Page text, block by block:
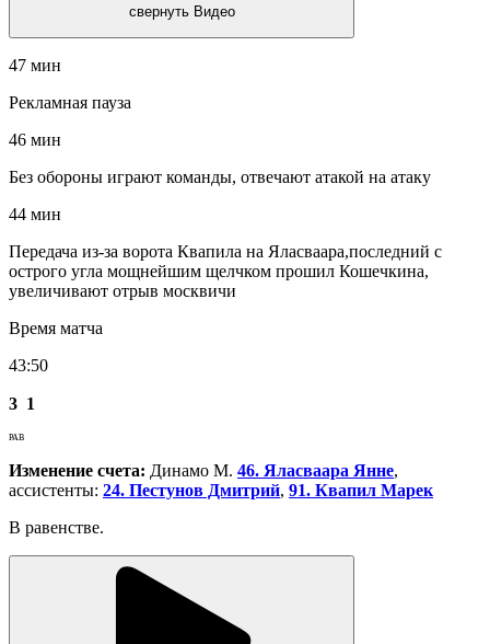
свернуть Видео
47 мин
Рекламная пауза
46 мин
Без обороны играют команды, отвечают атакой на атаку
44 мин
Передача из-за ворота Квапила на Яласваара,последний с
острого угла мощнейшим щелчком прошил Кошечкина,
увеличивают отрыв москвичи
Время матча
43:50
3 1
РАВ
Изменение счета: Динамо М. 46. Яласваара Янне,
ассистенты: 24. Пестунов Дмитрий, 91. Квапил Марек
В равенстве.